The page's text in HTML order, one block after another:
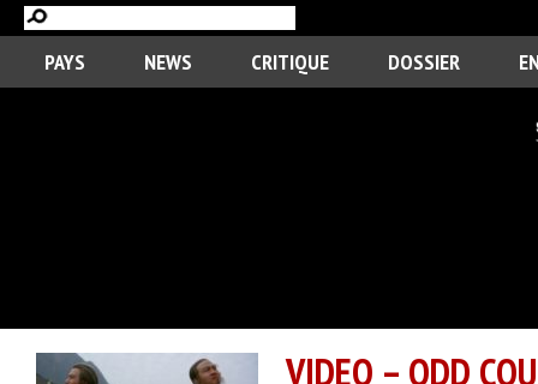
PAYS NEWS CRITIQUE DOSSIER
VIDEO – ODD